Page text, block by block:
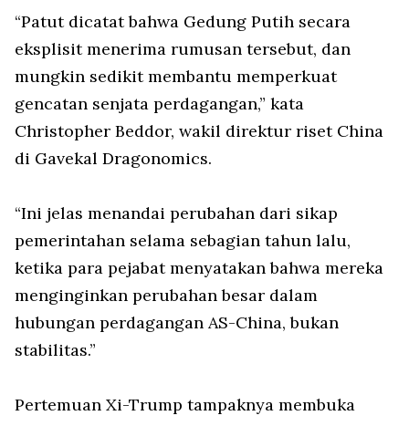
“Patut dicatat bahwa Gedung Putih secara
eksplisit menerima rumusan tersebut, dan
mungkin sedikit membantu memperkuat
gencatan senjata perdagangan,” kata
Christopher Beddor, wakil direktur riset China
di Gavekal Dragonomics.
“Ini jelas menandai perubahan dari sikap
pemerintahan selama sebagian tahun lalu,
ketika para pejabat menyatakan bahwa mereka
menginginkan perubahan besar dalam
hubungan perdagangan AS-China, bukan
stabilitas.”
Pertemuan Xi-Trump tampaknya membuka